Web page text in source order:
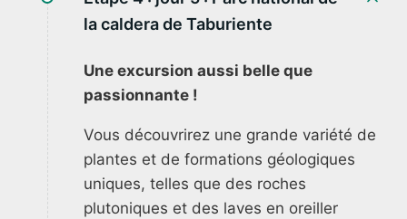
la caldera de Taburiente
Une excursion aussi belle que
passionnante !
Vous découvrirez une grande variété de
plantes et de formations géologiques
uniques, telles que des roches
plutoniques et des laves en oreiller